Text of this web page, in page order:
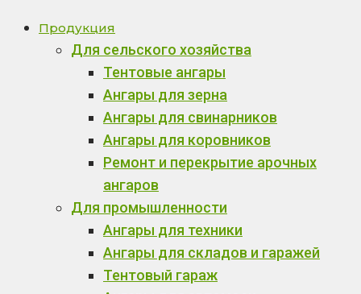
Продукция
Для сельского хозяйства
Тентовые ангары
Ангары для зерна
Ангары для свинарников
Ангары для коровников
Ремонт и перекрытие арочных
ангаров
Для промышленности
Ангары для техники
Ангары для складов и гаражей
Тентовый гараж